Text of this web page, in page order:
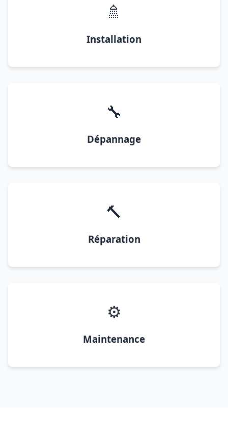
🚿
Installation
🔧
Dépannage
🔨
Réparation
⚙️
Maintenance